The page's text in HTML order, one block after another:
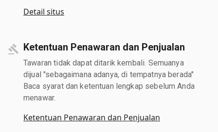
Detail situs
Ketentuan Penawaran dan Penjualan
Tawaran tidak dapat ditarik kembali. Semuanya
dijual "sebagaimana adanya, di tempatnya berada"
Baca syarat dan ketentuan lengkap sebelum Anda
menawar.
Ketentuan Penawaran dan Penjualan